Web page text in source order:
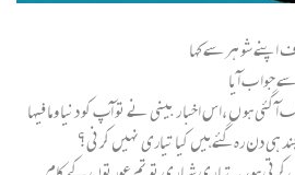
اپنے شو ہر سے کہا
جوا ب آیا
ہو ں ،اس اخبا ر بینی نے تو آپ کو دنیا و ما فیہا
دن رہ گئے ہیں کیا تیاری نہیں کرنی؟